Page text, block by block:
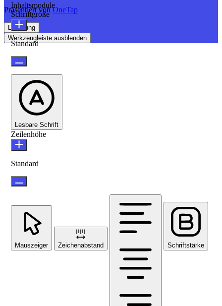
Präsentiert vonOneTap
Erklärung
Werkzeugleiste ausblenden
Inhaltsmodule
Schriftgröße
Standard
Lesbare Schrift
Zeilenhöhe
Standard
Mauszeiger Zeichenabstand Schriftstärke